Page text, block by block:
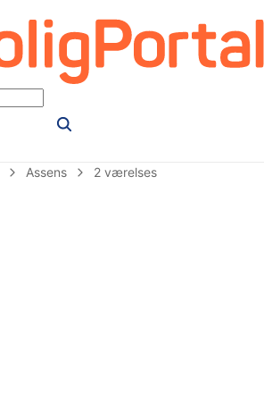
Assens 2 værelses